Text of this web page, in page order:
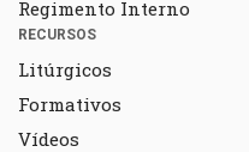
Regimento Interno
RECURSOS
Litúrgicos
Formativos
Vídeos